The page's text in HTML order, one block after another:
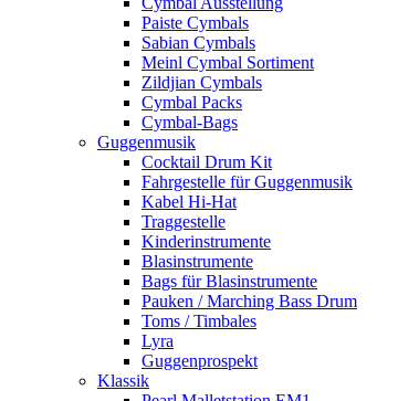
Paiste Cymbals
Sabian Cymbals
Meinl Cymbal Sortiment
Zildjian Cymbals
Cymbal Packs
Cymbal-Bags
Guggenmusik
Cocktail Drum Kit
Fahrgestelle für Guggenmusik
Kabel Hi-Hat
Traggestelle
Kinderinstrumente
Blasinstrumente
Bags für Blasinstrumente
Pauken / Marching Bass Drum
Toms / Timbales
Lyra
Guggenprospekt
Klassik